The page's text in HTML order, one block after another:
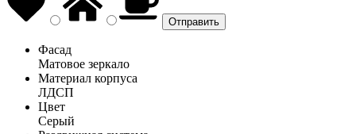
Фасад
Матовое зеркало
Материал корпуса
ЛДСП
Цвет
Серый